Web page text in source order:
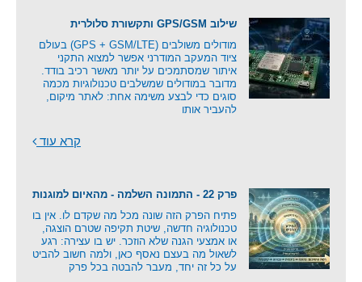
שילוב GPS/GSM ותקשורת סלולרית
מודולים משולבים (GPS + GSM/LTE) בעולם
ציוד המעקב המודרני אפשר למצוא התקני
איתור שמסתמכים על יותר מאשר רכיב בודד.
מדובר במודולים שמשלבים טכנולוגיות מכמה
סוגים כדי לבצע משימה אחת: לאתר מיקום,
להעביר אותו
קרא עוד
פרק 22 - התמונה השלמה - מהאיום למוגנות
פתיח הפרק הזה שונה מכל מה שקדם לו. אין בו
טכנולוגיה חדשה, שיטת תקיפה שטרם הוצגה,
או אמצעי הגנה שלא הוזכר. יש בו עצירה: רגע
לשאול מה בעצם נאסף כאן, ולמה חשוב להביט
על כל זה יחד, מעבר להבטה בכל פרק